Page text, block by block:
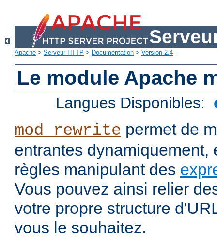
Apache > Serveur HTTP > Documentation > Version 2.4
Le module Apache
Langues Disponibles:
mod_rewrite permet de
entrantes dynamiquement,
règles manipulant des
Vous pouvez ainsi relier
votre propre structure
vous le souhaitez.